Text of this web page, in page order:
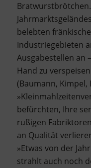
belebten
Industriegebieten
Ausgabestellen an
Hand zu
(Baumann, Kimpel,
befürchten, Ihre
rußigen
an Qualität
»Etwas von der
strahlt auch noch